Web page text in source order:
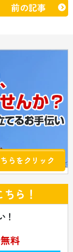
前の記事
らをクリック
ら！
！
無料